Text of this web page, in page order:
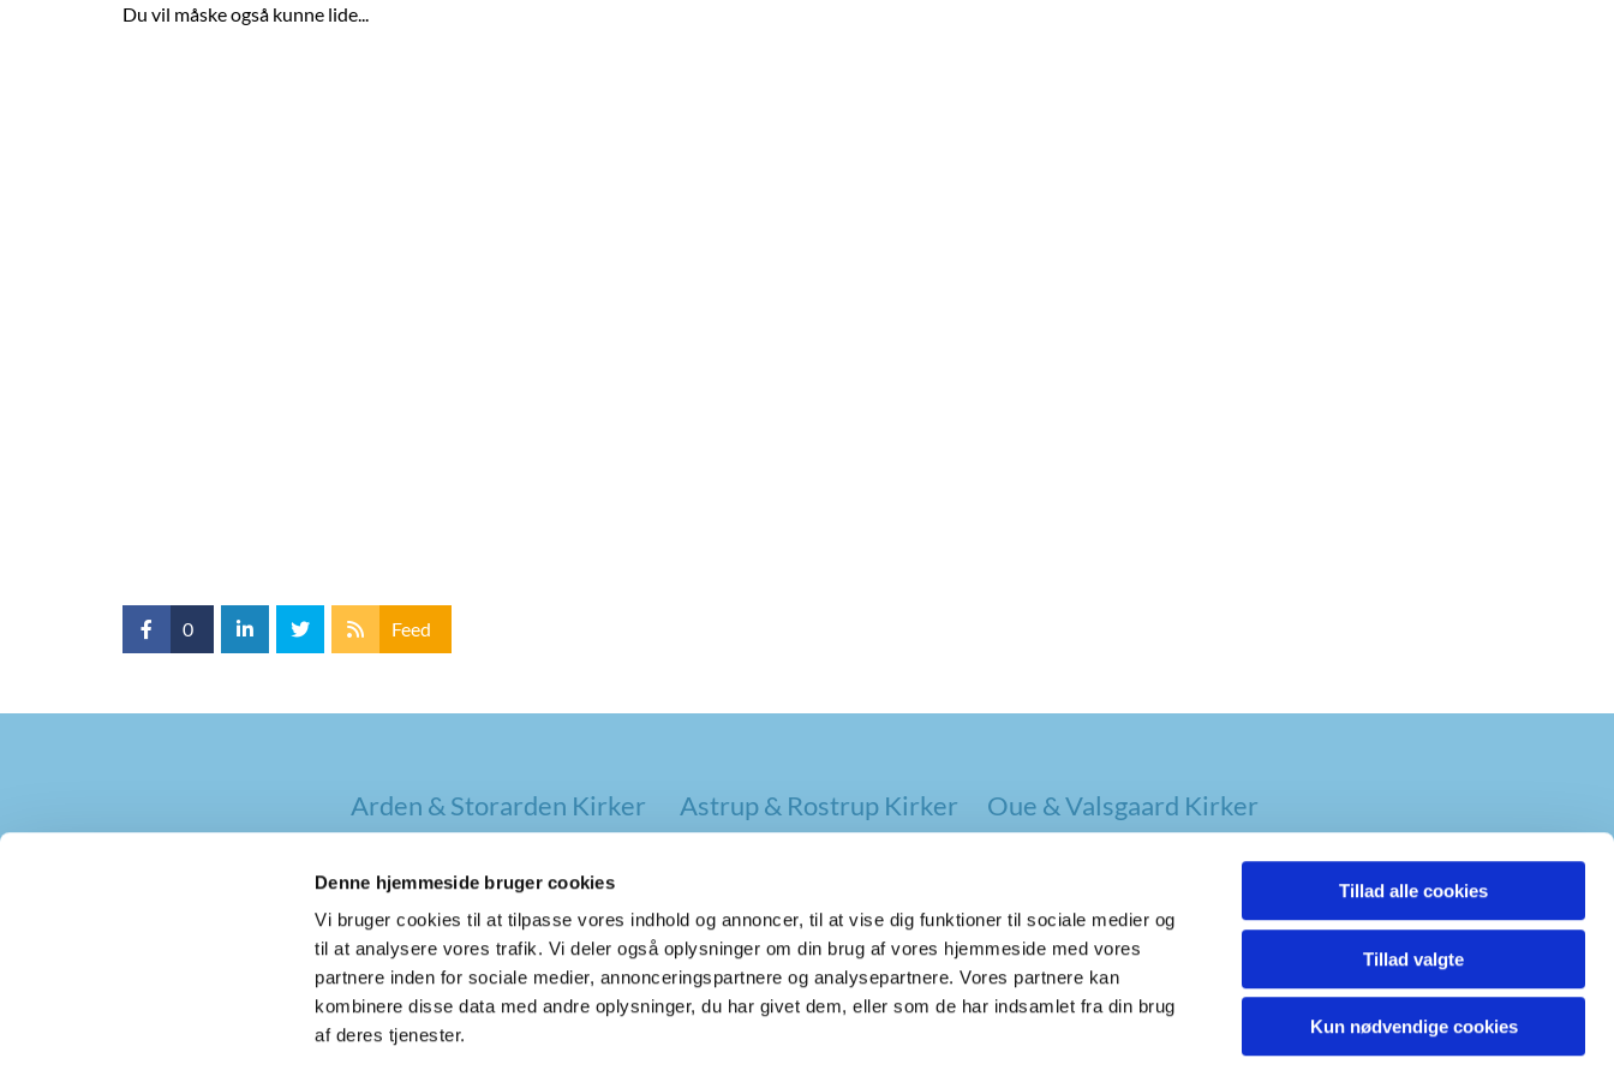
Denne hjemmeside bruger cookies
Vi bruger cookies til at tilpasse vores indhold og annoncer, til at vise dig funktioner til sociale medier og
til at analysere vores trafik. Vi deler også oplysninger om din brug af vores hjemmeside med vores
partnere inden for sociale medier, annonceringspartnere og analysepartnere. Vores partnere kan
kombinere disse data med andre oplysninger, du har givet dem, eller som de har indsamlet fra din brug
af deres tjenester.
Tillad alle cookies
Tillad valgte
Kun nødvendige cookies
Du vil måske også kunne lide...
0 Feed
Arden & Storarden Kirker Astrup & Rostrup Kirker
Oue & Valsgaard Kirker
Rold & Vebbestrup Kirker